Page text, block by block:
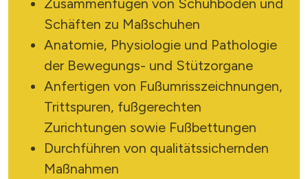
SUCHE STARTEN
Schäften zu Maßschuhen
Anatomie, Physiologie und Pathologie
der Bewegungs- und Stützorgane
Anfertigen von Fußumrisszeichnungen,
Trittspuren, fußgerechten
Zurichtungen sowie Fußbettungen
Durchführen von qualitätssichernden
Maßnahmen